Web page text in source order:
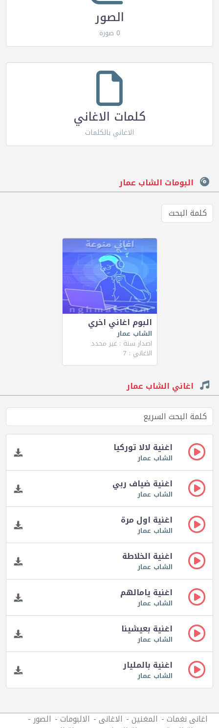
الصور
0 صورة
كلمات الاغاني
الاغاني بالكلمات
البومات الشاب عمار
البوم اغاني اخري
الشاب عمار
اصدار سنة : غير محدد
الاغاني : 7
اغاني الشاب عمار
اغنية لالا توركيا
الشاب عمار
اغنية ضياف ربي
الشاب عمار
اغنية اول مرة
الشاب عمار
اغنية الخلاطة
الشاب عمار
اغنية يامالهم
الشاب عمار
اغنية بعيشينا
الشاب عمار
اغنية بالمليار
الشاب عمار
اغانى نغمات المغنين الاغانى الالبومات الصور